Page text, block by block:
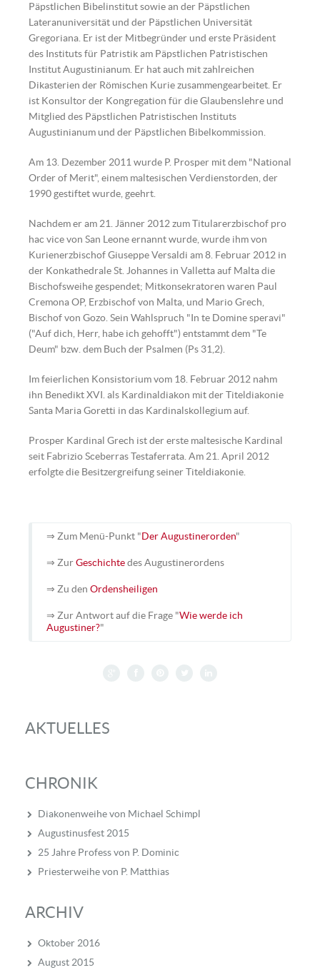
Päpstlichen Bibelinstitut sowie an der Päpstlichen
Lateranuniversität und der Päpstlichen Universität
Gregoriana. Er ist der Mitbegründer und erste Präsident
des Instituts für Patristik am Päpstlichen Patristischen
Institut Augustinianum. Er hat auch mit zahlreichen
Dikasterien der Römischen Kurie zusammengearbeitet. Er
ist Konsultor der Kongregation für die Glaubenslehre und
Mitglied des Päpstlichen Patristischen Instituts
Augustinianum und der Päpstlichen Bibelkommission.
Am 13. Dezember 2011 wurde P. Prosper mit dem "National
Order of Merit", einem maltesischen Verdienstorden, der
1990 gestiftet wurde, geehrt.
Nachdem er am 21. Jänner 2012 zum Titularerzbischof pro
hac vice von San Leone ernannt wurde, wurde ihm von
Kurienerzbischof Giuseppe Versaldi am 8. Februar 2012 in
der Konkathedrale St. Johannes in Valletta auf Malta die
Bischofsweihe gespendet; Mitkonsekratoren waren Paul
Cremona OP, Erzbischof von Malta, und Mario Grech,
Bischof von Gozo. Sein Wahlspruch "In te Domine speravi"
("Auf dich, Herr, habe ich gehofft") entstammt dem "Te
Deum" bzw. dem Buch der Psalmen (Ps 31,2).
Im feierlichen Konsistorium vom 18. Februar 2012 nahm
ihn Benedikt XVI. als Kardinaldiakon mit der Titeldiakonie
Santa Maria Goretti in das Kardinalskollegium auf.
Prosper Kardinal Grech ist der erste maltesische Kardinal
seit Fabrizio Sceberras Testaferrata. Am 21. April 2012
erfolgte die Besitzergreifung seiner Titeldiakonie.
⇒ Zum Menü-Punkt "Der Augustinerorden"
⇒ ZurGeschichtedes Augustinerordens
⇒ Zu den Ordensheiligen
⇒ Zur Antwort auf die Frage "Wie werde ich
Augustiner?"
AKTUELLES
CHRONIK
Diakonenweihe von Michael Schimpl
Augustinusfest 2015
25 Jahre Profess von P. Dominic
Priesterweihe von P. Matthias
ARCHIV
Oktober 2016
August 2015